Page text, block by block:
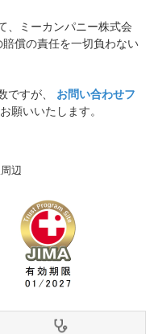
、ミーカンパニー株式会
賠償の責任を一切負わない
ですが、 お問い合わせフ
願いいたします。
辺